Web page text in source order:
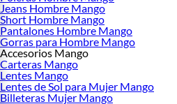
Jeans Hombre Mango
Short Hombre Mango
Pantalones Hombre Mango
Gorras para Hombre Mango
Accesorios Mango
Carteras Mango
Lentes Mango
Lentes de Sol para Mujer Mango
Billeteras Mujer Mango